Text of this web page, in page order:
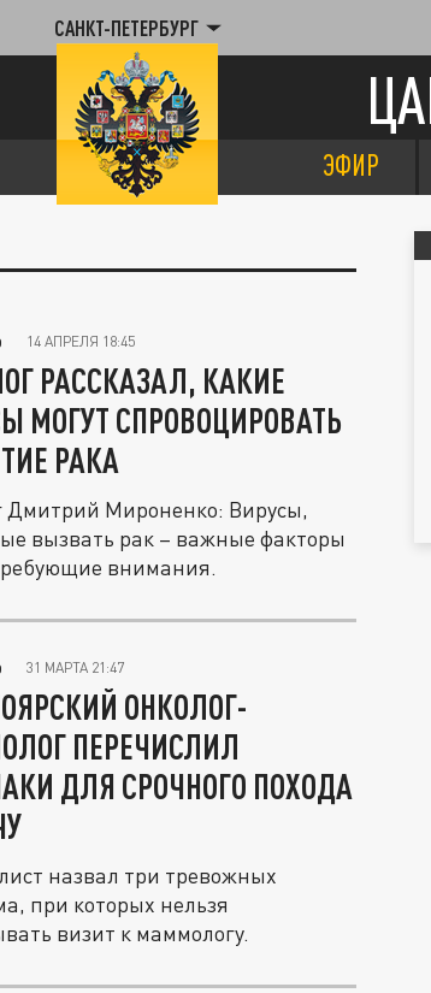
САНКТ-ПЕТЕРБУРГ
ЭФИР
14 АПРЕЛЯ 18:45
РАССКАЗАЛ, КАКИЕ
МОГУТ СПРОВОЦИРОВАТЬ
РАКА
Дмитрий Мироненко: Вирусы,
вызвать рак – важные факторы
внимания.
31 МАРТА 21:47
ОНКОЛОГ-
ПЕРЕЧИСЛИЛ
ДЛЯ СРОЧНОГО ПОХОДА
назвал три тревожных
при которых нельзя
визит к маммологу.